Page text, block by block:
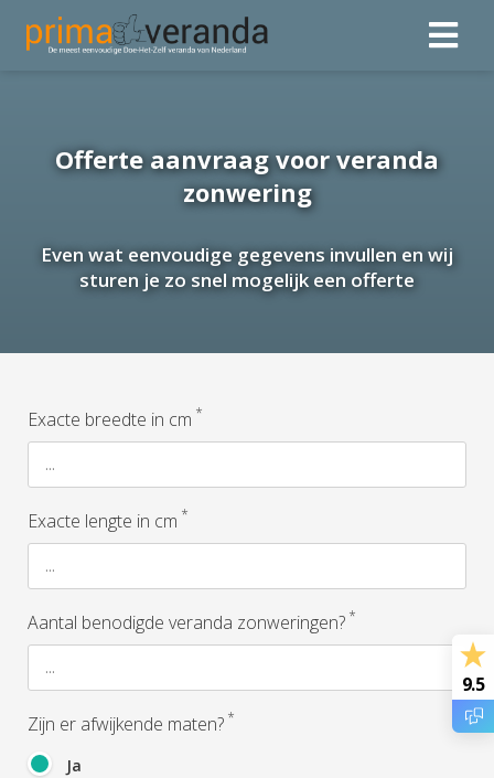
Offerte aanvraag voor veranda
zonwering
Even wat eenvoudige gegevens invullen en wij
sturen je zo snel mogelijk een offerte
Exacte breedte in cm *
Exacte lengte in cm *
Aantal benodigde veranda zonweringen? *
Zijn er afwijkende maten? *
Ja
9.5